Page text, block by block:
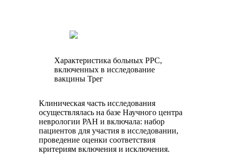
Характеристика больных РРС,
включенных в исследование
вакцины Трег
Клиническая часть исследования
осуществлялась на базе Научного центра
неврологии РАН и включала: набор
пациентов для участия в исследовании,
проведение оценки соответствия
критериям включения и исключения.